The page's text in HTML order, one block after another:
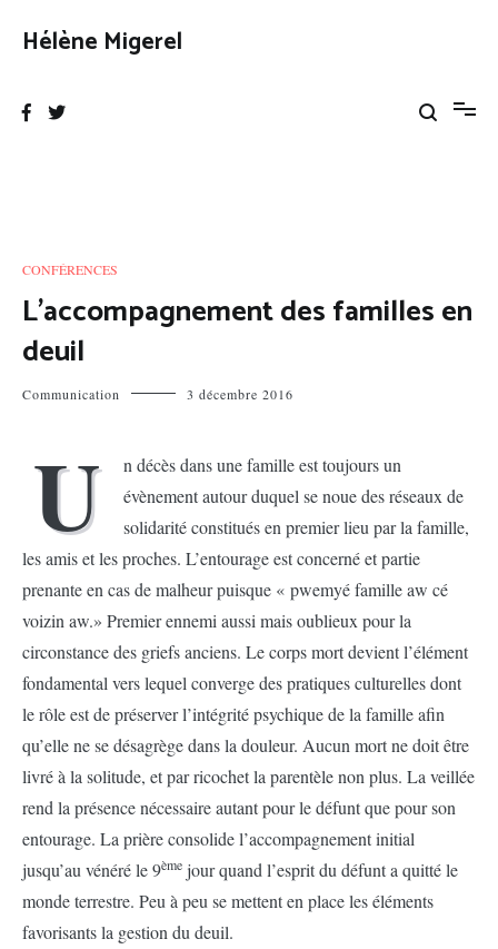
Hélène Migerel
CONFÉRENCES
L’accompagnement des familles en
deuil
Communication 3 décembre 2016
U
n décès dans une famille est toujours un
évènement autour duquel se noue des réseaux de
solidarité constitués en premier lieu par la famille,
les amis et les proches. L’entourage est concerné et partie
prenante en cas de malheur puisque « pwemyé famille aw cé
voizin aw.» Premier ennemi aussi mais oublieux pour la
circonstance des griefs anciens. Le corps mort devient l’élément
fondamental vers lequel converge des pratiques culturelles dont
le rôle est de préserver l’intégrité psychique de la famille afin
qu’elle ne se désagrège dans la douleur. Aucun mort ne doit être
livré à la solitude, et par ricochet la parentèle non plus. La veillée
rend la présence nécessaire autant pour le défunt que pour son
entourage. La prière consolide l’accompagnement initial
jusqu’au vénéré le 9ème jour quand l’esprit du défunt a quitté le
monde terrestre. Peu à peu se mettent en place les éléments
favorisants la gestion du deuil.